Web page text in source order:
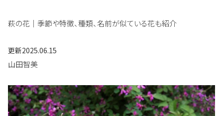
萩の花｜季節や特徴、種類、名前が似ている花も紹介
更新2025.06.15
山田智美